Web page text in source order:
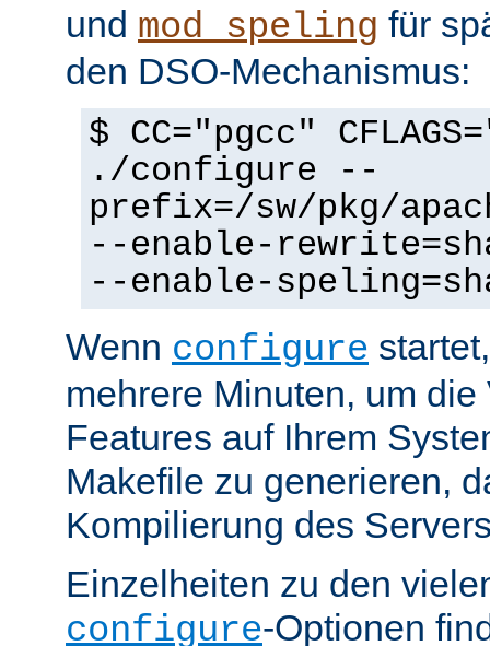
und mod_speling für
den DSO-Mechanismus:
$ CC="pgcc"
./configure --
prefix=/sw/pkg/
--enable-
--enable-
Wenn configure
mehrere Minuten, um
Features auf Ihrem
Makefile zu generieren,
Kompilierung des
Einzelheiten zu den
configure-Optionen